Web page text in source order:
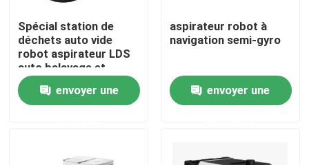
vidéos
Au sujet de nous
Visite d'usine
Spécial station de
déchets auto vide
robot aspirateur LDS
auto balayage et
nettoyage
envoyer une
aspirateur robot à
navigation semi-gyro
envoyer une